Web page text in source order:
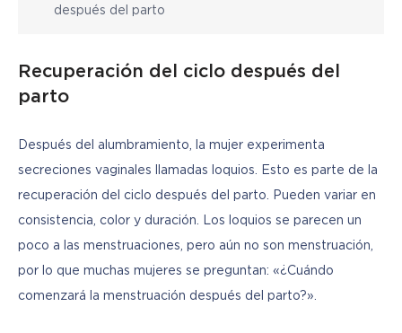
después del parto
Recuperación del ciclo después del
parto
Después del alumbramiento, la mujer experimenta
secreciones vaginales llamadas loquios. Esto es parte de la
recuperación del ciclo después del parto. Pueden variar en
consistencia, color y duración. Los loquios se parecen un
poco a las menstruaciones, pero aún no son menstruación,
por lo que muchas mujeres se preguntan: «¿Cuándo
comenzará la menstruación después del parto?».